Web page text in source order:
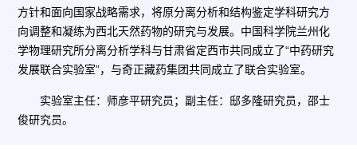
方针和面向国家战略需求，将原分离分析和结构鉴定学科研究方
向调整和凝练为西北天然药物的研究与发展。中国科学院兰州化
学物理研究所分离分析学科与甘肃省定西市共同成立了“中药研究
发展联合实验室”，与奇正藏药集团共同成立了联合实验室。
实验室主任：师彦平研究员；副主任： 邸多隆研究员，邵士
俊研究员。